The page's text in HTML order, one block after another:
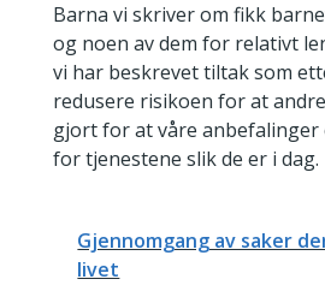
Barna vi skriver om fikk
og noen av dem for relativt
vi har beskrevet tiltak som
redusere risikoen for at
gjort for at våre
for tjenestene slik de er i dag.
Gjennomgang av saker
livet